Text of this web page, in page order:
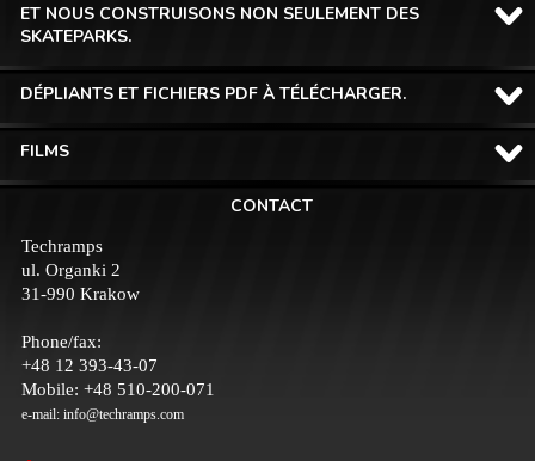
ET NOUS CONSTRUISONS NON SEULEMENT DES
SKATEPARKS.
DÉPLIANTS ET FICHIERS PDF À TÉLÉCHARGER.
FILMS
CONTACT
Techramps
ul. Organki 2
31-990 Krakow
Phone/fax:
+48 12 393-43-07
Mobile: +48 510-200-071
e-mail: info@techramps.com